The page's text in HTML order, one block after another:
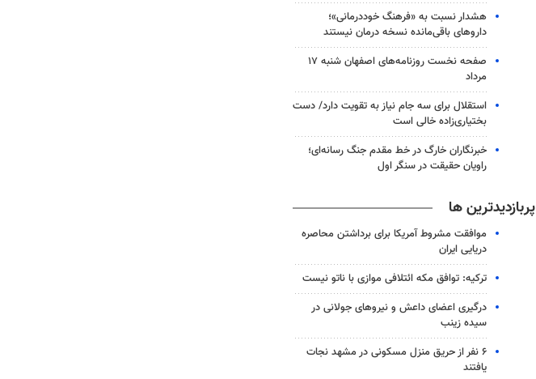
هشدار نسبت به «فرهنگ خوددرمانی»؛
داروهای باقی‌مانده نسخه درمان نیستند
صفحه نخست روزنامه‌های اصفهان شنبه ۱۷
مرداد
استقلال برای سه جام نیاز به تقویت دارد/ دست
بختیاری‌زاده خالی است
خبرنگاران خارگ در خط مقدم جنگ رسانه‌ای؛
راویان حقیقت در سنگر اول
پربازدیدترین ها
موافقت مشروط آمریکا برای برداشتن محاصره
دریایی ایران
ترکیه: توافق مکه ائتلافی موازی با ناتو نیست
درگیری اعضای داعش و نیروهای جولانی در
سیده زینب
۶ نفر از حریق منزل مسکونی در مشهد نجات
یافتند